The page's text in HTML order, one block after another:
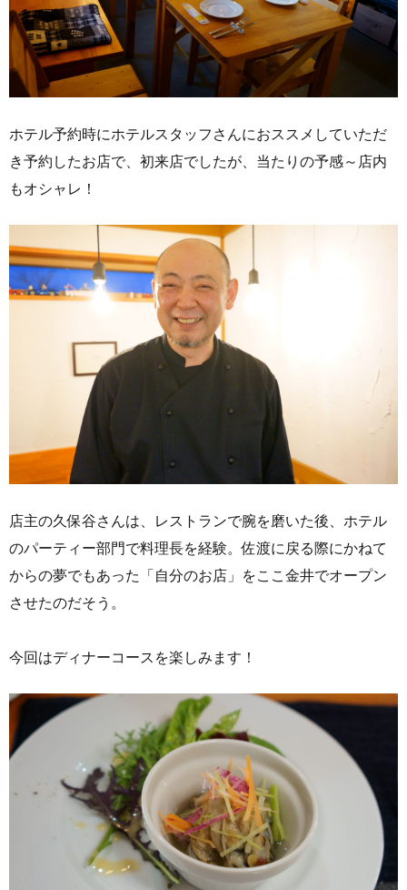
ホテル予約時にホテルスタッフさんにおススメしていただ
き予約したお店で、初来店でしたが、当たりの予感～店内
もオシャレ！
店主の久保谷さんは、レストランで腕を磨いた後、ホテル
のパーティー部門で料理長を経験。佐渡に戻る際にかねて
からの夢でもあった「自分のお店」をここ金井でオープン
させたのだそう。
今回はディナーコースを楽しみます！